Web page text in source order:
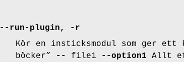
--run-plugin, -r
Kör en insticksmodul som ger
böcker”
-- file1 --option1 Allt